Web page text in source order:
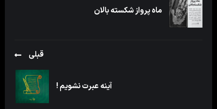
ماه پرواز شکسته بالان
قبلی
آینه عبرت نشویم !